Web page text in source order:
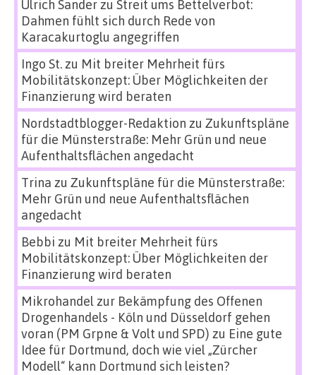
Ulrich Sanderzu Streit ums Bettelverbot:
Dahmen fühlt sich durch Rede von
Karacakurtoglu angegriffen
Ingo St.zu Mit breiter Mehrheit fürs
Mobilitätskonzept: Über Möglichkeiten der
Finanzierung wird beraten
Nordstadtblogger-Redaktion zu Zukunftspläne
für die Münsterstraße: Mehr Grün und neue
Aufenthaltsflächen angedacht
Trina zu Zukunftspläne für die Münsterstraße:
Mehr Grün und neue Aufenthaltsflächen
angedacht
Bebbi zu Mit breiter Mehrheit fürs
Mobilitätskonzept: Über Möglichkeiten der
Finanzierung wird beraten
Mikrohandel zur Bekämpfung des Offenen
Drogenhandels - Köln und Düsseldorf gehen
voran (PM Grpne & Volt und SPD) zu Eine gute
Idee für Dortmund, doch wie viel „Zürcher
Modell“ kann Dortmund sich leisten?